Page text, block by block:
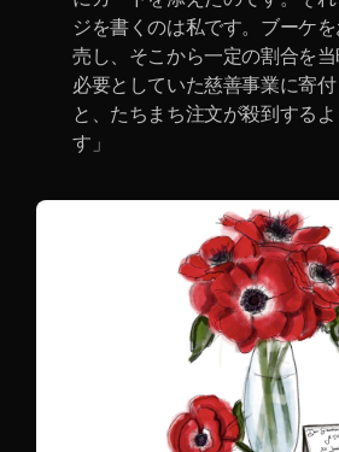
ジを書くのは私です。ブーケ
売し、そこから一定の割合を
必要としていた慈善事業に寄
と、たちまち注文が殺到する
す」